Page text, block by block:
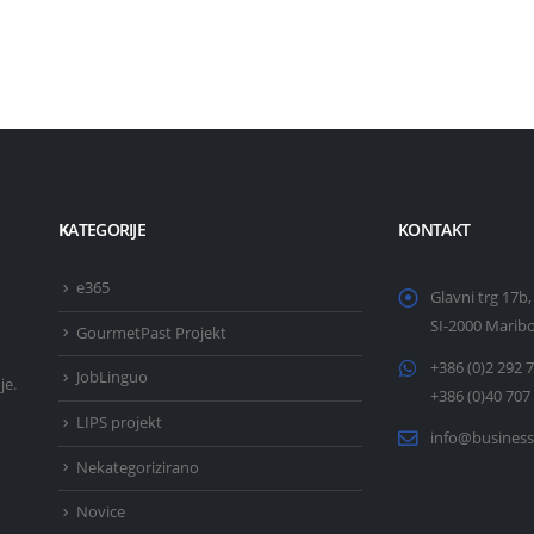
KATEGORIJE
e365
GourmetPast Projekt
JobLinguo
LIPS projekt
Nekategorizirano
Novice
KONTAKT
Glavni trg 17b,
SI-2000
+386 (0)2 292
+386 (0)40 707